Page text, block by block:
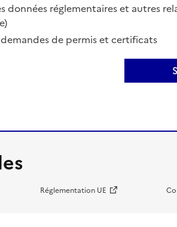
données réglementaires et autres
de permis et certificats
Réglementation UE